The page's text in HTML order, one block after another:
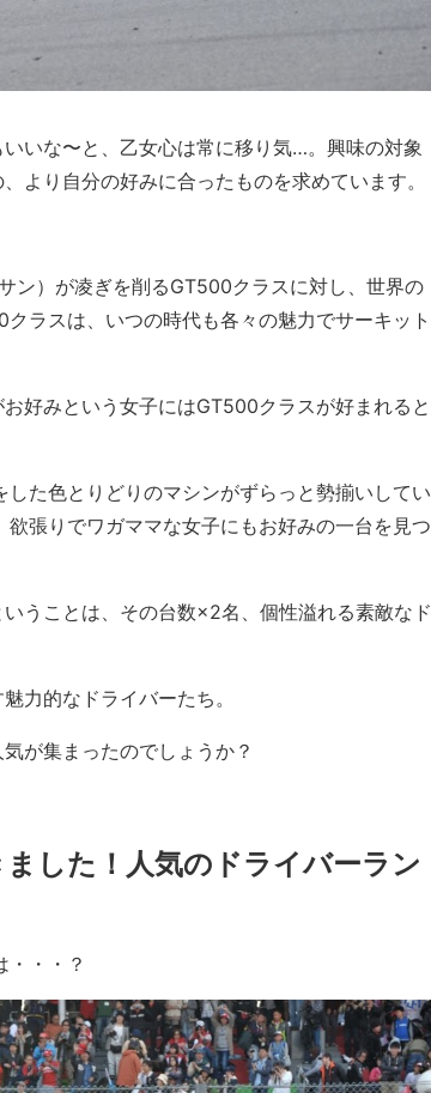
いな〜と、乙女心は常に移り気…。興味の対象
より自分の好みに合ったものを求めています。
ン）が凌ぎを削るGT500クラスに対し、世界の
ラスは、いつの時代も各々の魅力でサーキット
好みという女子にはGT500クラスが好まれると
た色とりどりのマシンがずらっと勢揃いしてい
張りでワガママな女子にもお好みの一台を見つ
うことは、その台数×2名、個性溢れる素敵なド
力的なドライバーたち。
が集まったのでしょうか？
した！人気のドライバーラン
・・？